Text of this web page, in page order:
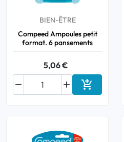
BIEN-ÊTRE
Compeed Ampoules petit
format. 6 pansements
5,06 €

 Ajouter au